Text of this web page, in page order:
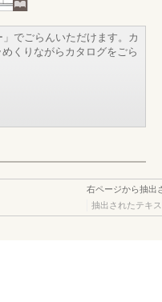
でごらんいただけます。カ
くりながらカタログをごら
右ページから抽出
抽出されたテキ